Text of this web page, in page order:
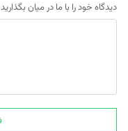
دیدگاه خود را با ما در میان بگذارید